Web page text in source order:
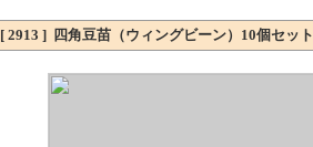
[ 2913 ] 四角豆苗（ウィングビーン）10個セット